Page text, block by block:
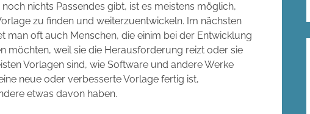
nichts Passendes gibt, ist es meistens möglich,
zu finden und weiterzuentwickeln. Im nächsten
man oft auch Menschen, die einim bei der Entwicklung
möchten, weil sie die Herausforderung reizt oder sie
Vorlagen sind, wie Software und andere Werke
neue oder verbesserte Vorlage fertig ist,
etwas davon haben.